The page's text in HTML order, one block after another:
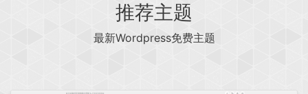
推荐主题
最新Wordpress免费主题